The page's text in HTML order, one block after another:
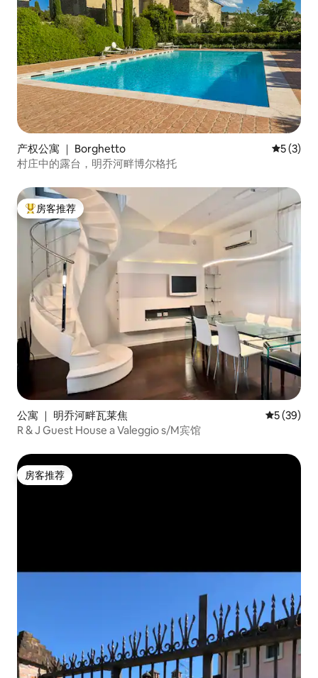
产权公寓 ｜ Borghetto 平均评分
5 (3)
村庄中的露台，明乔河畔博尔格托
热门「房客推荐」
房客推荐
公寓 ｜ 明乔河畔瓦莱焦 平均评分
5 (39)
R & J Guest House a Valeggio s/M宾馆
房客推荐
房客推荐